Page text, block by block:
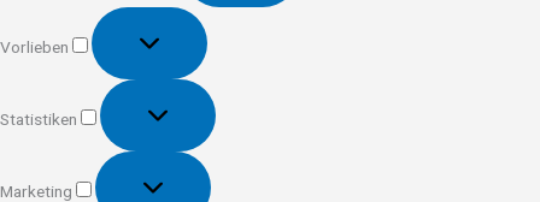
Vorlieben
Vorlieben
Statistiken
Statistiken
Marketing
Marketing